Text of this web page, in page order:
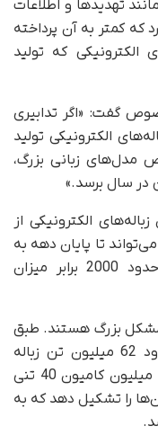
تهدیدها و اطلاعات
کمتر به آن پرداخته
که تولید
گفت: «اگر تدابیری
الکترونیکی تولید
زبانی بزرگ،
الکترونیکی از
تا پایان دهه به
5 میلیون تن برسد، که این میزان حدود 2000 برابر میزان
مشکل بزرگ هستند. طبق
گفته سازمان ملل، در سال 2022 حدود 62 میلیون تن زباله
الکترونیکی تولید شده، که معادل 1.55 میلیون کامیون 40 تنی
را تشکیل دهد که به